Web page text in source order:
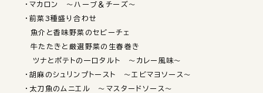
・マカロン　～ハーブ＆チーズ～
・前菜3種盛り合わせ
魚介と香味野菜のセビーチェ
牛たたきと厳選野菜の生春巻き
ツナとポテトの一口タルト　～カレー風味～
・胡麻のシュリンプトースト　～エビマヨソース～
・太刀魚のムニエル　～マスタードソース～